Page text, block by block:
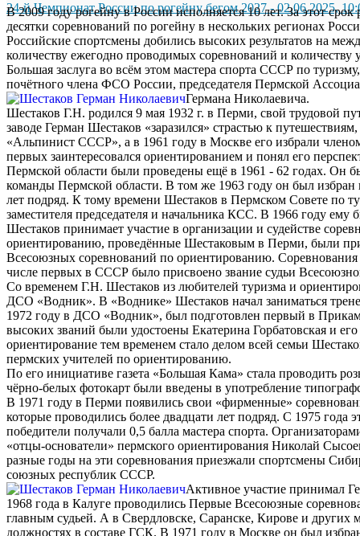
24-й Чемпионат России по рогейну бегом 2027-02.06.2025,
В 2009 году рогейну в России исполняется 10 лет. За этот
десятки соревнований по рогейну в нескольких регионах
Российские спортсмены добились высоких результатов на
количеству ежегодно проводимых соревнований и
Большая заслуга во всём этом мастера спорта СССР по
почётного члена ФСО России, председателя Пермской
Германа Николаевича.
Шестаков Г.Н. родился 9 мая 1932 г. в Перми, свой трудовой
заводе Герман Шестаков «заразился» страстью к
«Альпинист СССР», а в 1961 году в Москве его избрали
первых заинтересовался ориентированием и понял его
Пермской области были проведены ещё в 1961 - 62 годах. Он
команды Пермской области. В том же 1963 году он был избран
лет подряд. К тому времени Шестаков в Пермском Совете по
заместителя председателя и начальника КСС. В 1966 году
Шестаков принимает участие в организации и судействе
ориентированию, проведённые Шестаковым в Перми, были
Всесоюзных соревнований по ориентированию.
числе первых в СССР было присвоено звание судьи
Со временем Г.Н. Шестаков из любителей туризма и
ДСО «Водник». В «Воднике» Шестаков начал заниматься
1972 году в ДСО «Водник», был подготовлен первый в
высоких званий были удостоены Екатерина Горбатовская и
ориентирование тем временем стало делом всей семьи
пермских учителей по ориентированию.
По его инициативе газета «Большая Кама» стала проводить
чёрно-белых фотокарт были введены в употребление
В 1971 году в Перми появились свои «фирменные»
которые проводились более двадцати лет подряд. С 1975
победители получали 0,5 балла мастера спорта.
«отцы-основатели» пермского ориентирования Николай
разные годы на эти соревнования приезжали спортсмены
союзных республик СССР.
Активное участие принимал
1968 года в Калуге проводились Первые Всесоюзные
главным судьей. А в Свердловске, Саранске, Кирове и других
должностях в составе ГСК. В 1971 году в Москве он был